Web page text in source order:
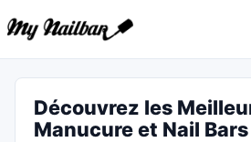
Découvrez les
Manucure et Nail